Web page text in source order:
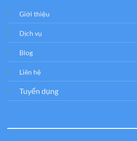
Giới thiệu
Dịch vụ
Blog
Liên hệ
Tuyển dụng